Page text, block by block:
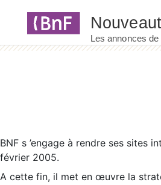
BNF s ’engage à rendre ses sites
février 2005.
A cette fin, il met en œuvre la